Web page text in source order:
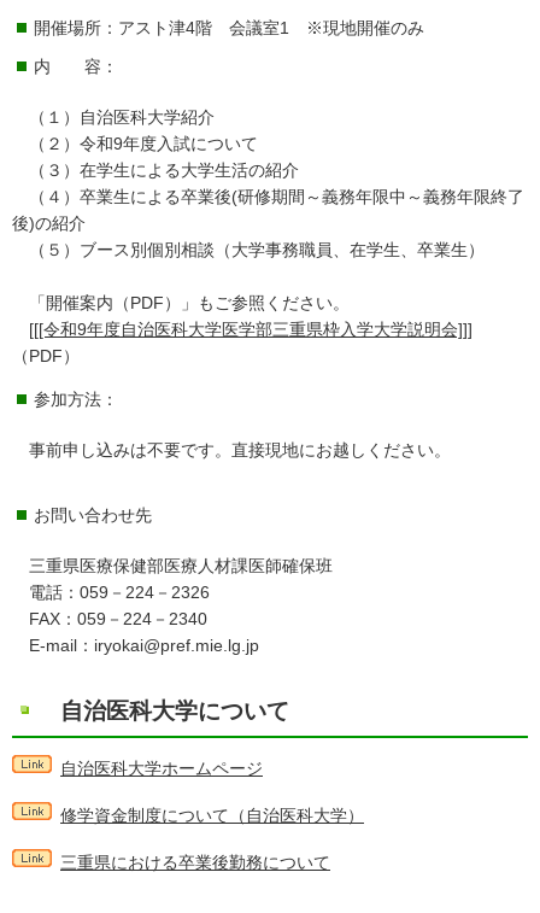
開催場所：アスト津4階 会議室1 ※現地開催のみ
内 容：
（１）自治医科大学紹介
（２）令和9年度入試について
（３）在学生による大学生活の紹介
（４）卒業生による卒業後(研修期間～義務年限中～義務年限終了
後)の紹介
（５）ブース別個別相談（大学事務職員、在学生、卒業生）
「開催案内（PDF）」もご参照ください。
[[[令和9年度自治医科大学医学部三重県枠入学大学説明会]]]
（PDF）
参加方法：
事前申し込みは不要です。直接現地にお越しください。
お問い合わせ先
三重県医療保健部医療人材課医師確保班
電話：059－224－2326
FAX：059－224－2340
E-mail：iryokai@pref.mie.lg.jp
自治医科大学について
自治医科大学ホームページ
修学資金制度について（自治医科大学）
三重県における卒業後勤務について